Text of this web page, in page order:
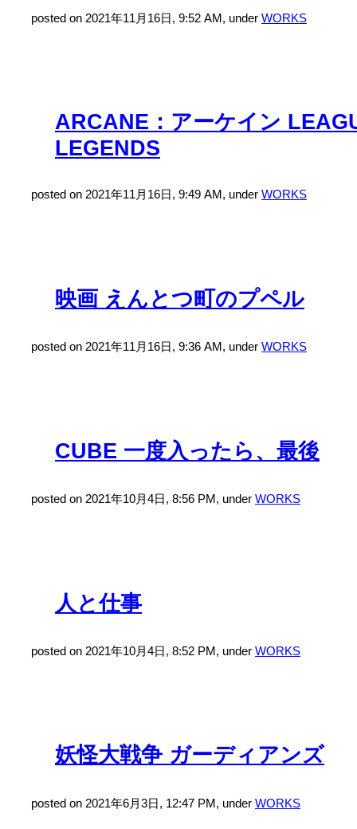
posted on 2021年11月16日, 9:52 AM, under WORKS
ARCANE：アーケイン
LEGENDS
posted on 2021年11月16日, 9:49 AM, under WORKS
映画 えんとつ町のプペル
posted on 2021年11月16日, 9:36 AM, under WORKS
CUBE 一度入ったら、最後
posted on 2021年10月4日, 8:56 PM, under WORKS
人と仕事
posted on 2021年10月4日, 8:52 PM, under WORKS
妖怪大戦争 ガーディアンズ
posted on 2021年6月3日, 12:47 PM, under WORKS